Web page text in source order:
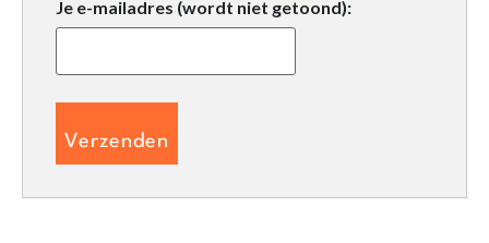
Je e-mailadres (wordt niet getoond):